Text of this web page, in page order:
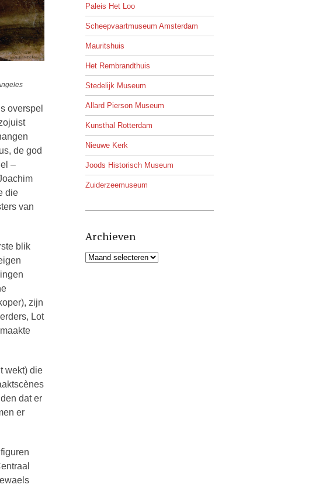
overspel
de god
–
die
van
blik
zijn
Lot
wekt) die
dat er
er
Paleis Het Loo
Scheepvaartmuseum Amsterdam
Mauritshuis
Het Rembrandthuis
Stedelijk Museum
Allard Pierson Museum
Kunsthal Rotterdam
Nieuwe Kerk
Joods Historisch Museum
Zuiderzeemuseum
Archieven
Archieven